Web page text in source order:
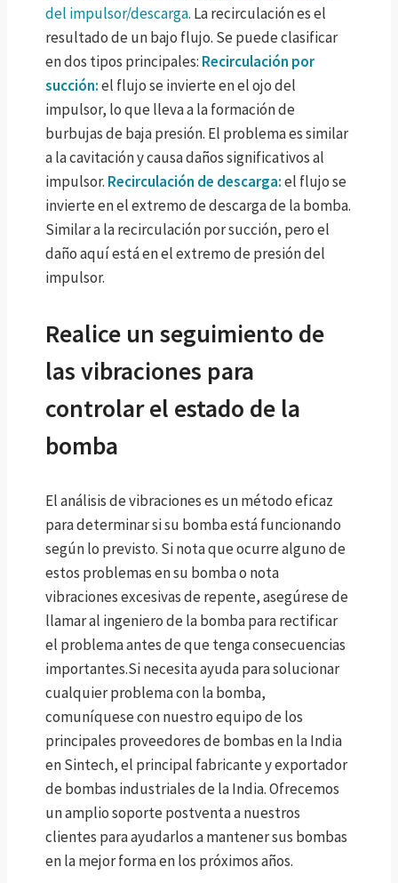
del impulsor/descarga. La recirculación es el
resultado de un bajo flujo. Se puede clasificar
en dos tipos principales: Recirculación por
succión:el flujo se invierte en el ojo del
impulsor, lo que lleva a la formación de
burbujas de baja presión. El problema es similar
a la cavitación y causa daños significativos al
impulsor. Recirculación de descarga:el flujo se
invierte en el extremo de descarga de la bomba.
Similar a la recirculación por succión, pero el
daño aquí está en el extremo de presión del
impulsor.
Realice un seguimiento de
las vibraciones para
controlar el estado de la
bomba
El análisis de vibraciones es un método eficaz
para determinar si su bomba está funcionando
según lo previsto. Si nota que ocurre alguno de
estos problemas en su bomba o nota
vibraciones excesivas de repente, asegúrese de
llamar al ingeniero de la bomba para rectificar
el problema antes de que tenga consecuencias
importantes.Si necesita ayuda para solucionar
cualquier problema con la bomba,
comuníquese con nuestro equipo de los
principales proveedores de bombas en la India
en Sintech, el principal fabricante y exportador
de bombas industriales de la India. Ofrecemos
un amplio soporte postventa a nuestros
clientes para ayudarlos a mantener sus bombas
en la mejor forma en los próximos años.